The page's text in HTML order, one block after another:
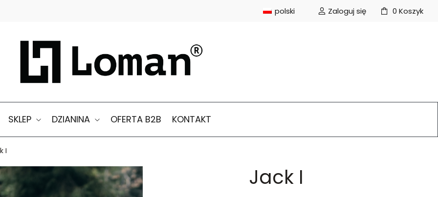
polski Zaloguj się 0 Koszyk
SKLEP DZIANINA OFERTA B2B KONTAKT
I
Jack I